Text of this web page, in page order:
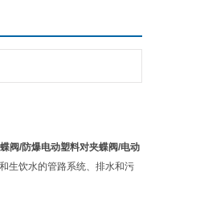
阀/防爆电动塑料对夹蝶阀/电动
生饮水的管路系统、排水和污